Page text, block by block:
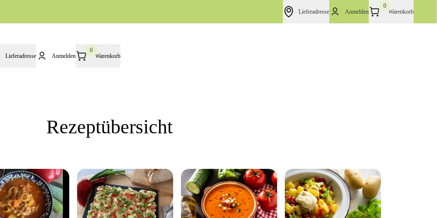
Lieferadresse Anmelden
0
Warenkorb
Lieferadresse Anmelden
0
Warenkorb
Rezeptübersicht